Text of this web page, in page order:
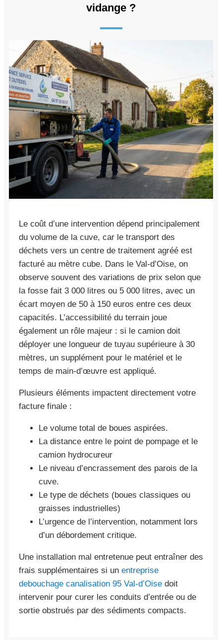
vidange ?
Le coût d’une intervention dépend principalement
du volume de la cuve, car le transport des
déchets vers un centre de traitement agréé est
facturé au mètre cube. Dans le Val-d’Oise, on
observe souvent des variations de prix selon que
la fosse fait 3 000 litres ou 5 000 litres, avec un
écart moyen de 50 à 150 euros entre ces deux
capacités. L’accessibilité du terrain joue
également un rôle majeur : si le camion doit
déployer une longueur de tuyau supérieure à 30
mètres, un supplément pour le matériel et le
temps de main-d’œuvre est appliqué.
Plusieurs éléments impactent directement votre
facture finale :
Le volume total de boues aspirées.
La distance entre le point de pompage et le
camion hydrocureur
Le niveau d’encrassement des parois de la
cuve.
Le type de déchets (boues classiques ou
graisses industrielles)
L’urgence de l’intervention, notamment lors
d’un débordement critique.
Une installation mal entretenue peut entraîner des
frais supplémentaires si un entreprise
debouchage canalisation 95 Val-d’Oise doit
intervenir pour curer les conduits d’entrée ou de
sortie obstrués par des sédiments compacts.